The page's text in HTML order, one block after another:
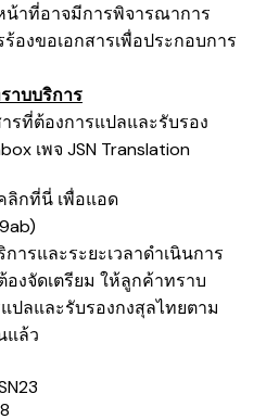
น้าที่อาจมีการพิจารณาการ
องขอเอกสารเพื่อประกอบการ
าบบริการ
รที่ต้องการแปลและรับรอง
เพจ JSN Translation
ลิกที่นี่ เพื่อแอด
)
ารและระยะเวลาดำเนินการ
งจัดเตรียม ให้ลูกค้าทราบ
ปลและรับรองกงสุลไทยตาม
แล้ว